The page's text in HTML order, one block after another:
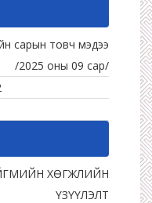
сарын товч мэдээ
/2025 оны 09 сар/
ХӨГЖЛИЙН
ҮЗҮҮЛЭЛТ